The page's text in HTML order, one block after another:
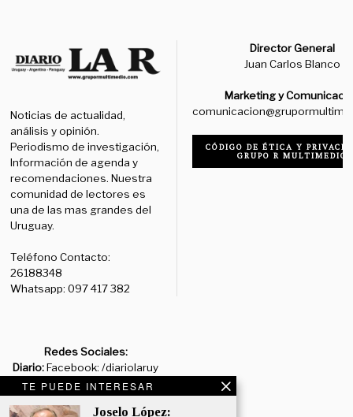
TE PUEDE INTERESAR
Joselo López:
Noticias de actualidad,
análisis y opinión.
Periodismo de investigación,
Información de agenda y
recomendaciones. Nuestra
comunidad de lectores es
una de las mas grandes del
Uruguay.
Teléfono Contacto:
26188348
Whatsapp: 097 417 382
Director General
Juan Carlos Blanco
Marketing y
CÓDIGO DE ÉTICA Y
GRUPO R MULTIMEDIO
Redes Sociales:
Diario:Facebook: /diariolaruy
- X: @diariolaruy - Instagram:
@diariolar_uy